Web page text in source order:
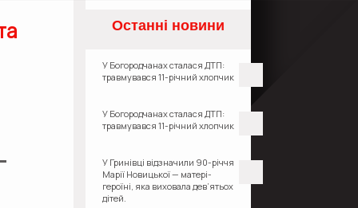
Останні новини
У Богородчанах сталася ДТП:
травмувався 11-річний хлопчик
У Богородчанах сталася ДТП:
травмувався 11-річний хлопчик
У Гринівці відзначили 90-річчя
Марії Новицької — матері-
героїні, яка виховала дев’ятьох
дітей.